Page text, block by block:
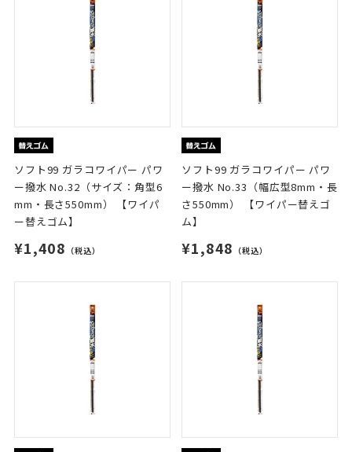
ソフト99 ガラコワイパー パワ
ー撥水 No.32（サイズ：角型6
mm・長さ550mm） 【ワイパ
ー替えゴム】
¥1,408 （税込）
ソフト99 ガラコワイパー パワ
ー撥水 No.33（幅広型8mm・長
さ550mm） 【ワイパー替えゴ
ム】
¥1,848 （税込）